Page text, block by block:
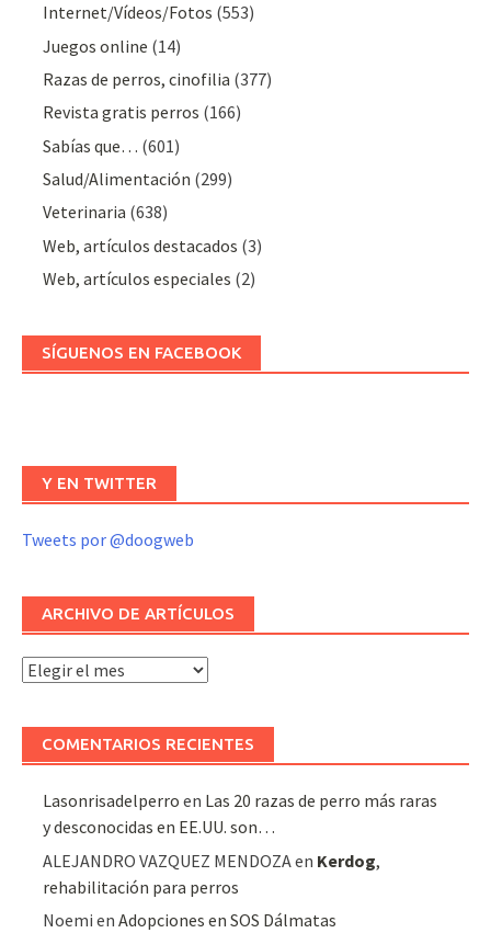
Internet/Vídeos/Fotos (553)
Juegos online (14)
Razas de perros, cinofilia (377)
Revista gratis perros (166)
Sabías que… (601)
Salud/Alimentación (299)
Veterinaria (638)
Web, artículos destacados (3)
Web, artículos especiales (2)
SÍGUENOS EN FACEBOOK
Y EN TWITTER
Tweets por @doogweb
ARCHIVO DE ARTÍCULOS
Archivo
artículos
COMENTARIOS RECIENTES
Lasonrisadelperro en Las 20 razas de perro más raras
y desconocidas en EE.UU. son…
ALEJANDRO VAZQUEZ MENDOZAen Kerdog,
rehabilitación para perros
Noemi enAdopciones en SOS Dálmatas